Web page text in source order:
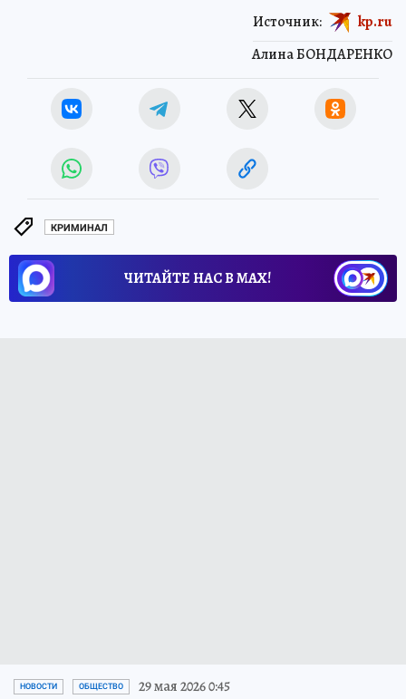
Алина БОНДАРЕНКО
Источник: kp.ru
КРИМИНАЛ
ЧИТАЙТЕ НАС В МАХ!
НОВОСТИ ОБЩЕСТВО 29 мая 2026 0:45